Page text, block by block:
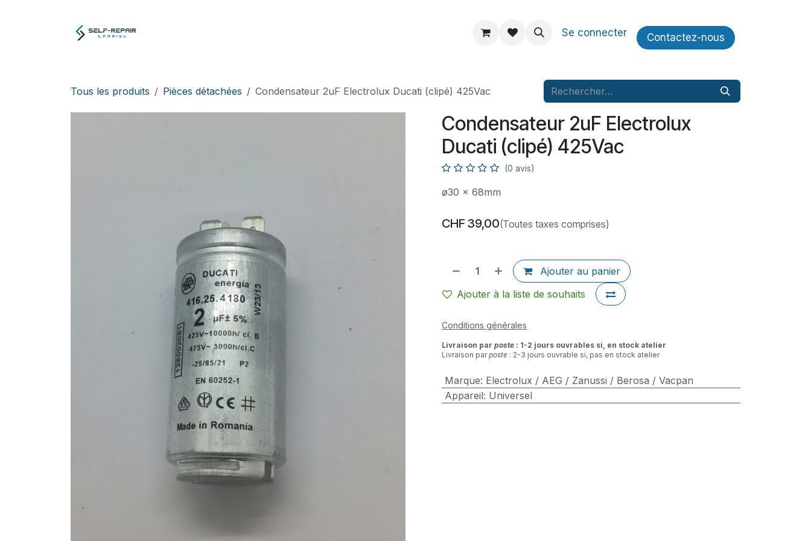
À propos Se connecter Contactez​​-nous
Tous les produits Pièces détachées Condensateur 2uF Electrolux Ducati (clipé) 425Vac
Condensateur 2uF Electrolux
Ducati (clipé) 425Vac
(0 avis)
ø30 x 68mm
CHF 39,00(Toutes taxes comprises)
Ajouter au panier
Ajouter à la liste de souhaits
Conditions générales
Livraison par poste : 1-2 jours ouvrables si, en stock atelier
Livraison parposte : 2-3 jours ouvrable si, pas en stock atelier
Marque: Electrolux / AEG / Zanussi / Berosa / Vacpan
Appareil: Universel